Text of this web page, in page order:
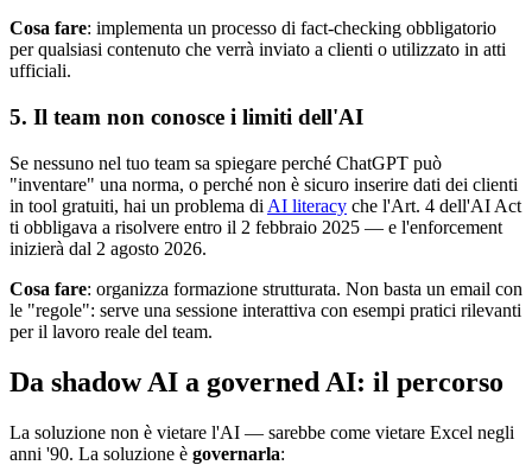
Cosa fare: implementa un processo di fact-checking obbligatorio
per qualsiasi contenuto che verrà inviato a clienti o utilizzato in atti
ufficiali.
5. Il team non conosce i limiti dell'AI
Se nessuno nel tuo team sa spiegare perché ChatGPT può
"inventare" una norma, o perché non è sicuro inserire dati dei clienti
in tool gratuiti, hai un problema di AI literacy che l'Art. 4 dell'AI Act
ti obbligava a risolvere entro il 2 febbraio 2025 — e l'enforcement
inizierà dal 2 agosto 2026.
Cosa fare: organizza formazione strutturata. Non basta un email con
le "regole": serve una sessione interattiva con esempi pratici rilevanti
per il lavoro reale del team.
Da shadow AI a governed AI: il percorso
La soluzione non è vietare l'AI — sarebbe come vietare Excel negli
anni '90. La soluzione è governarla: